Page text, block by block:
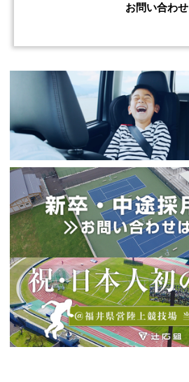
お問い合わせ